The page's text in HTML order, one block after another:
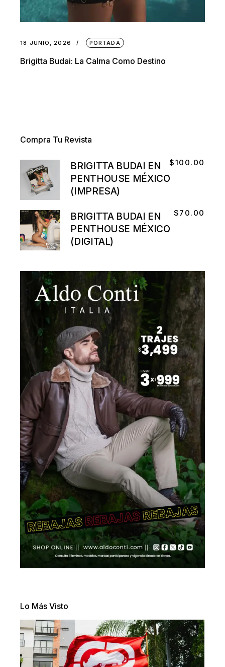
18 JUNIO, 2026 PORTADA
Brigitta Budai: La Calma Como Destino
Compra Tu Revista
BRIGITTA BUDAI EN
PENTHOUSE MÉXICO
(IMPRESA)
$100.00
BRIGITTA BUDAI EN
PENTHOUSE MÉXICO
(DIGITAL)
$70.00
Lo Más Visto